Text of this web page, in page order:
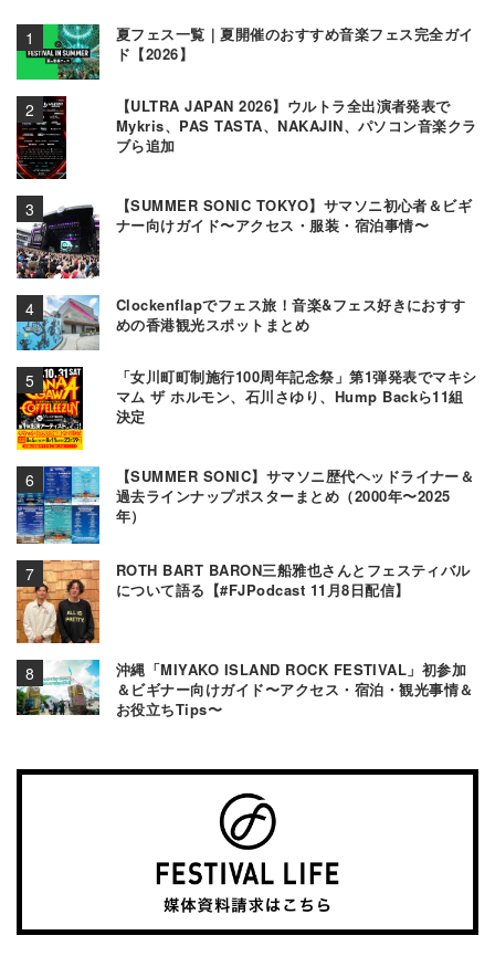
夏フェス一覧｜夏開催のおすすめ音楽フェス完全ガイ
ド【2026】
【ULTRA JAPAN 2026】ウルトラ全出演者発表で
Mykris、PAS TASTA、NAKAJIN、パソコン音楽クラ
ブら追加
【SUMMER SONIC TOKYO】サマソニ初心者＆ビギ
ナー向けガイド〜アクセス・服装・宿泊事情〜
Clockenflapでフェス旅！音楽&フェス好きにおすす
めの香港観光スポットまとめ
「女川町町制施行100周年記念祭」第1弾発表でマキシ
マム ザ ホルモン、石川さゆり、Hump Backら11組
決定
【SUMMER SONIC】サマソニ歴代ヘッドライナー＆
過去ラインナップポスターまとめ（2000年〜2025
年）
ROTH BART BARON三船雅也さんとフェスティバル
について語る【#FJPodcast 11月8日配信】
沖縄「MIYAKO ISLAND ROCK FESTIVAL」初参加
＆ビギナー向けガイド〜アクセス・宿泊・観光事情＆
お役立ちTips〜